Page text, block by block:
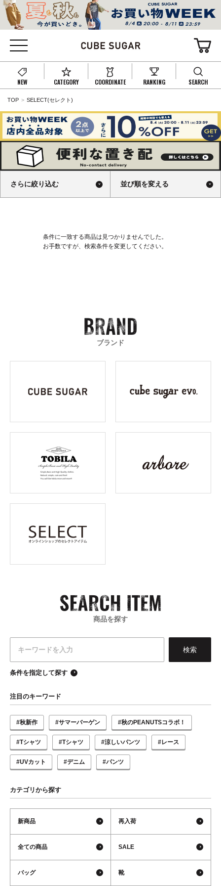
NEW CATEGORY COORDINATE RANKING SEARCH
TOP SELECT(セレクト)
さらに絞り込む 並び順を変える
条件に一致する商品は見つかりませんでした。
お手数ですが、検索条件を変更してください。
ブランド
商品を探す
条件を指定して探す
注目のキーワード
#秋新作 #サマーバーゲン #秋のPEANUTSコラボ！
#Tシャツ #Tシャツ #涼しいパンツ #レース
#UVカット #デニム #パンツ
カテゴリから探す
新商品 再入荷
全ての商品 SALE
バッグ 靴